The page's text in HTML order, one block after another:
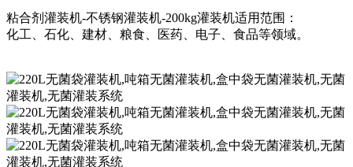
粘合剂灌装机-不锈钢灌装机-200kg灌装机适用范围：
化工、石化、建材、粮食、医药、电子、食品等领域。